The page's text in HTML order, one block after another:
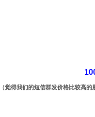
（觉得我们的短信群发价格比较高